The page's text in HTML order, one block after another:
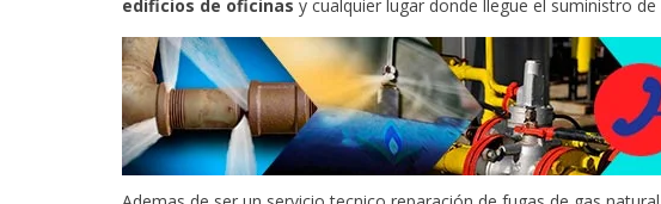
edificios de oficinas y cualquier lugar donde llegue el suministro de